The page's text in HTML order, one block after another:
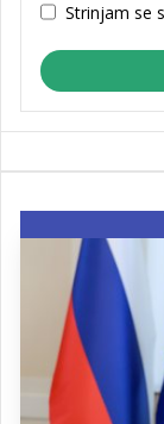
Strinjam se s